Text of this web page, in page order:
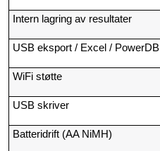
Intern lagring av resultater
USB eksport / Excel / PowerDB
WiFi støtte
USB skriver
Batteridrift (AA NiMH)